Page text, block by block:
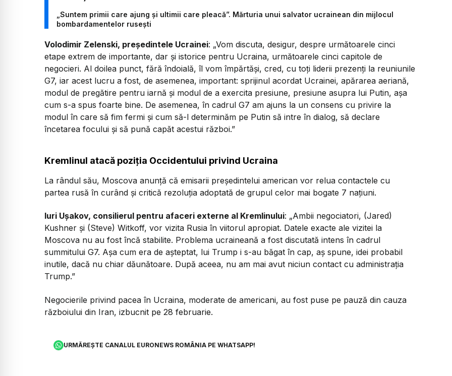
„Suntem primii care ajung și ultimii care pleacă”. Mărturia unui salvator ucrainean din mijlocul
bombardamentelor rusești
Volodimir Zelenski, președintele Ucrainei: „Vom discuta, desigur, despre următoarele cinci
etape extrem de importante, dar și istorice pentru Ucraina, următoarele cinci capitole de
negocieri. Al doilea punct, fără îndoială, îl vom împărtăși, cred, cu toți liderii prezenți la reuniunile
G7, iar acest lucru a fost, de asemenea, important: sprijinul acordat Ucrainei, apărarea aeriană,
modul de pregătire pentru iarnă și modul de a exercita presiune, presiune asupra lui Putin, așa
cum s-a spus foarte bine. De asemenea, în cadrul G7 am ajuns la un consens cu privire la
modul în care să fim fermi și cum să-l determinăm pe Putin să intre în dialog, să declare
încetarea focului și să pună capăt acestui război.”
Kremlinul atacă poziția Occidentului privind Ucraina
La rândul său, Moscova anunță că emisarii președintelui american vor relua contactele cu
partea rusă în curând și critică rezoluția adoptată de grupul celor mai bogate 7 națiuni.
Iuri Ușakov, consilierul pentru afaceri externe al Kremlinului: „Ambii negociatori, (Jared)
Kushner și (Steve) Witkoff, vor vizita Rusia în viitorul apropiat. Datele exacte ale vizitei la
Moscova nu au fost încă stabilite. Problema ucraineană a fost discutată intens în cadrul
summitului G7. Așa cum era de așteptat, lui Trump i s-au băgat în cap, aș spune, idei probabil
inutile, dacă nu chiar dăunătoare. După aceea, nu am mai avut niciun contact cu administrația
Trump.”
Negocierile privind pacea în Ucraina, moderate de americani, au fost puse pe pauză din cauza
războiului din Iran, izbucnit pe 28 februarie.
URMĂREȘTE CANALUL EURONEWS ROMÂNIA PE WHATSAPP!